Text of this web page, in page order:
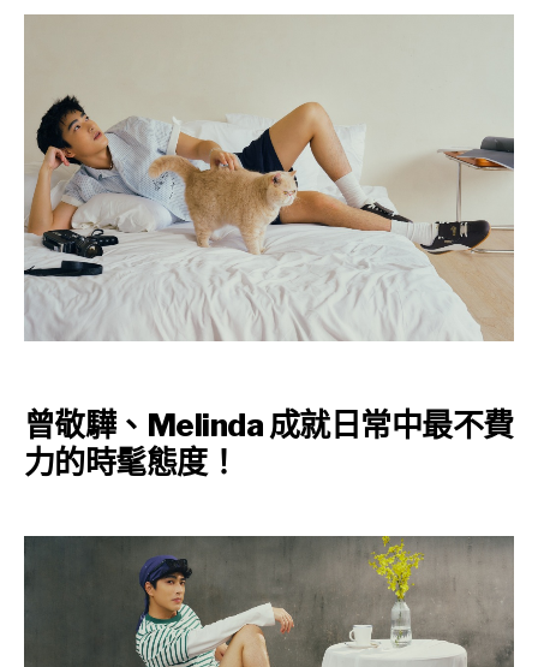
曾敬驊、Melinda 成就日常中最不費
力的時髦態度！